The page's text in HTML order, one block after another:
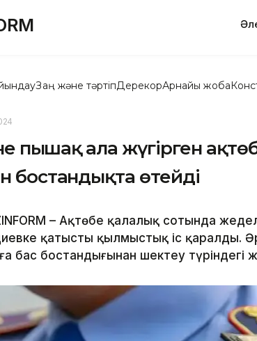
Заң және тәртіпДерекқорАрнайы жоба
пышақ ала жүгірген
бостандықта өтейді
– Ақтөбе қалалық сотында
қатысты қылмыстық іс қаралды.
бас бостандығынан шектеу түріндегі